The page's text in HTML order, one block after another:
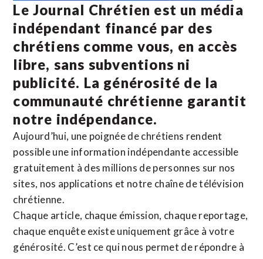
Le Journal Chrétien est un média
indépendant financé par des
chrétiens comme vous, en accès
libre, sans subventions ni
publicité. La générosité de la
communauté chrétienne garantit
notre indépendance.
Aujourd’hui, une poignée de chrétiens rendent
possible une information indépendante accessible
gratuitement à des millions de personnes sur nos
sites, nos applications et notre chaîne de télévision
chrétienne.
Chaque article, chaque émission, chaque reportage,
chaque enquête existe uniquement grâce à votre
générosité. C’est ce qui nous permet de répondre à